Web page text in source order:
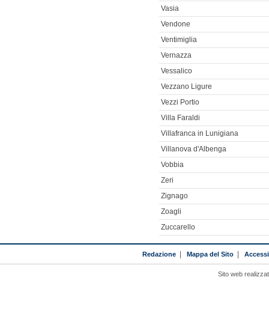
Vasia
Vendone
Ventimiglia
Vernazza
Vessalico
Vezzano Ligure
Vezzi Portio
Villa Faraldi
Villafranca in Lunigiana
Villanova d'Albenga
Vobbia
Zeri
Zignago
Zoagli
Zuccarello
Redazione| Mappa del Sito|
Sito web